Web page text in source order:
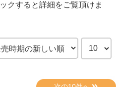
クすると詳細をご覧頂けま